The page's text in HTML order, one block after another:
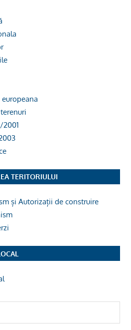
2001
TERITORIULUI
și Autorizații de construire